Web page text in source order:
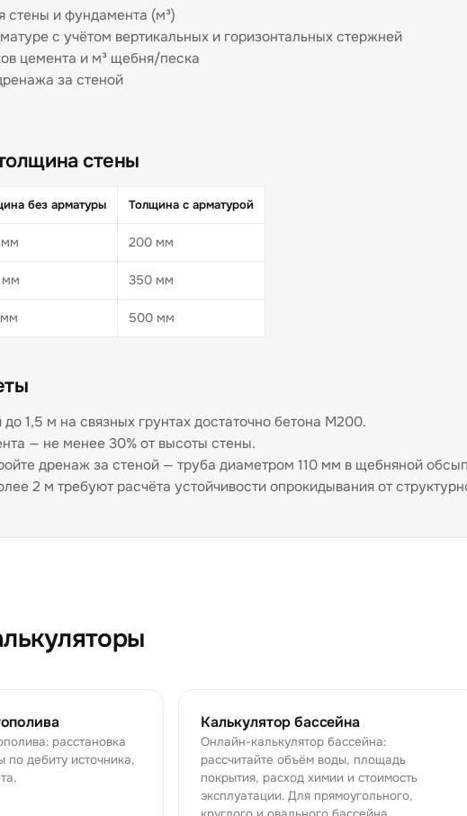
стены и фундамента (м³)
с учётом вертикальных и горизонтальных стержней
цемента и м³ щебня/песка
за стеной
стены
без арматуры Толщина с арматурой
200 мм
мм 350 мм
500 мм
1,5 м на связных грунтах достаточно бетона М200.
— не менее 30% от высоты стены.
дренаж за стеной — труба диаметром 110 мм в щебняной
2 м требуют расчёта устойчивости опрокидывания от
расстановка
по дебиту источника,
Калькулятор бассейна
Онлайн-калькулятор бассейна:
рассчитайте объём воды, площадь
покрытия, расход химии и стоимость
эксплуатации. Для прямоугольного,